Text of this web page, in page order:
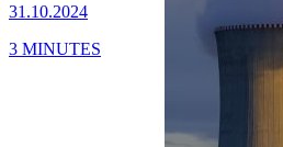
31.10.2024
3 MINUTES